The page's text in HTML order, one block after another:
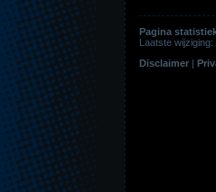
Pagina
Laatste
Disclaimer |